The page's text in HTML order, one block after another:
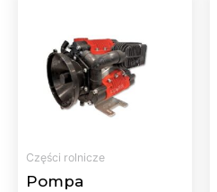
Części rolnicze
Pompa